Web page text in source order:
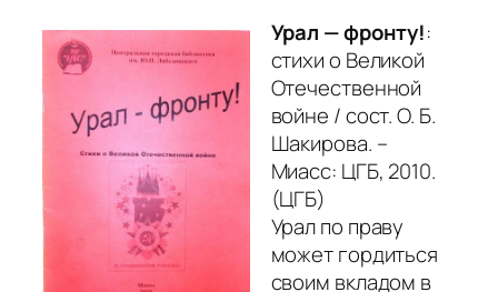
Урал — фронту!:
стихи о Великой
Отечественной
войне / сост. О. Б.
Шакирова. –
Миасс: ЦГБ, 2010.
(ЦГБ)
Урал по праву
может гордиться
своим вкладом в